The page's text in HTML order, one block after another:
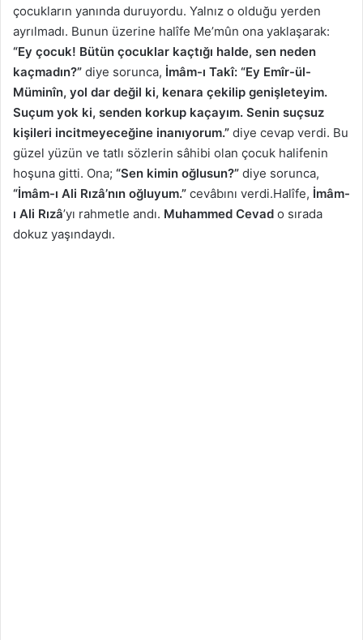
çocukların yanında duruyordu. Yalnız o olduğu yerden
ayrılmadı. Bunun üzerine halîfe Me’mûn ona yaklaşarak:
“Ey çocuk! Bütün çocuklar kaçtığı halde, sen neden
kaçmadın?” diye sorunca, İmâm-ı Takî: “Ey Emîr-ül-
Müminîn, yol dar değil ki, kenara çekilip genişleteyim.
Suçum yok ki, senden korkup kaçayım. Senin suçsuz
kişileri incitmeyeceğine inanıyorum.” diye cevap verdi. Bu
güzel yüzün ve tatlı sözlerin sâhibi olan çocuk halifenin
hoşuna gitti. Ona; “Sen kimin oğlusun?” diye sorunca,
“İmâm-ı Ali Rızâ’nın oğluyum.” cevâbını verdi.Halîfe, İmâm-
ı Ali Rızâ’yı rahmetle andı. Muhammed Cevad o sırada
dokuz yaşındaydı.